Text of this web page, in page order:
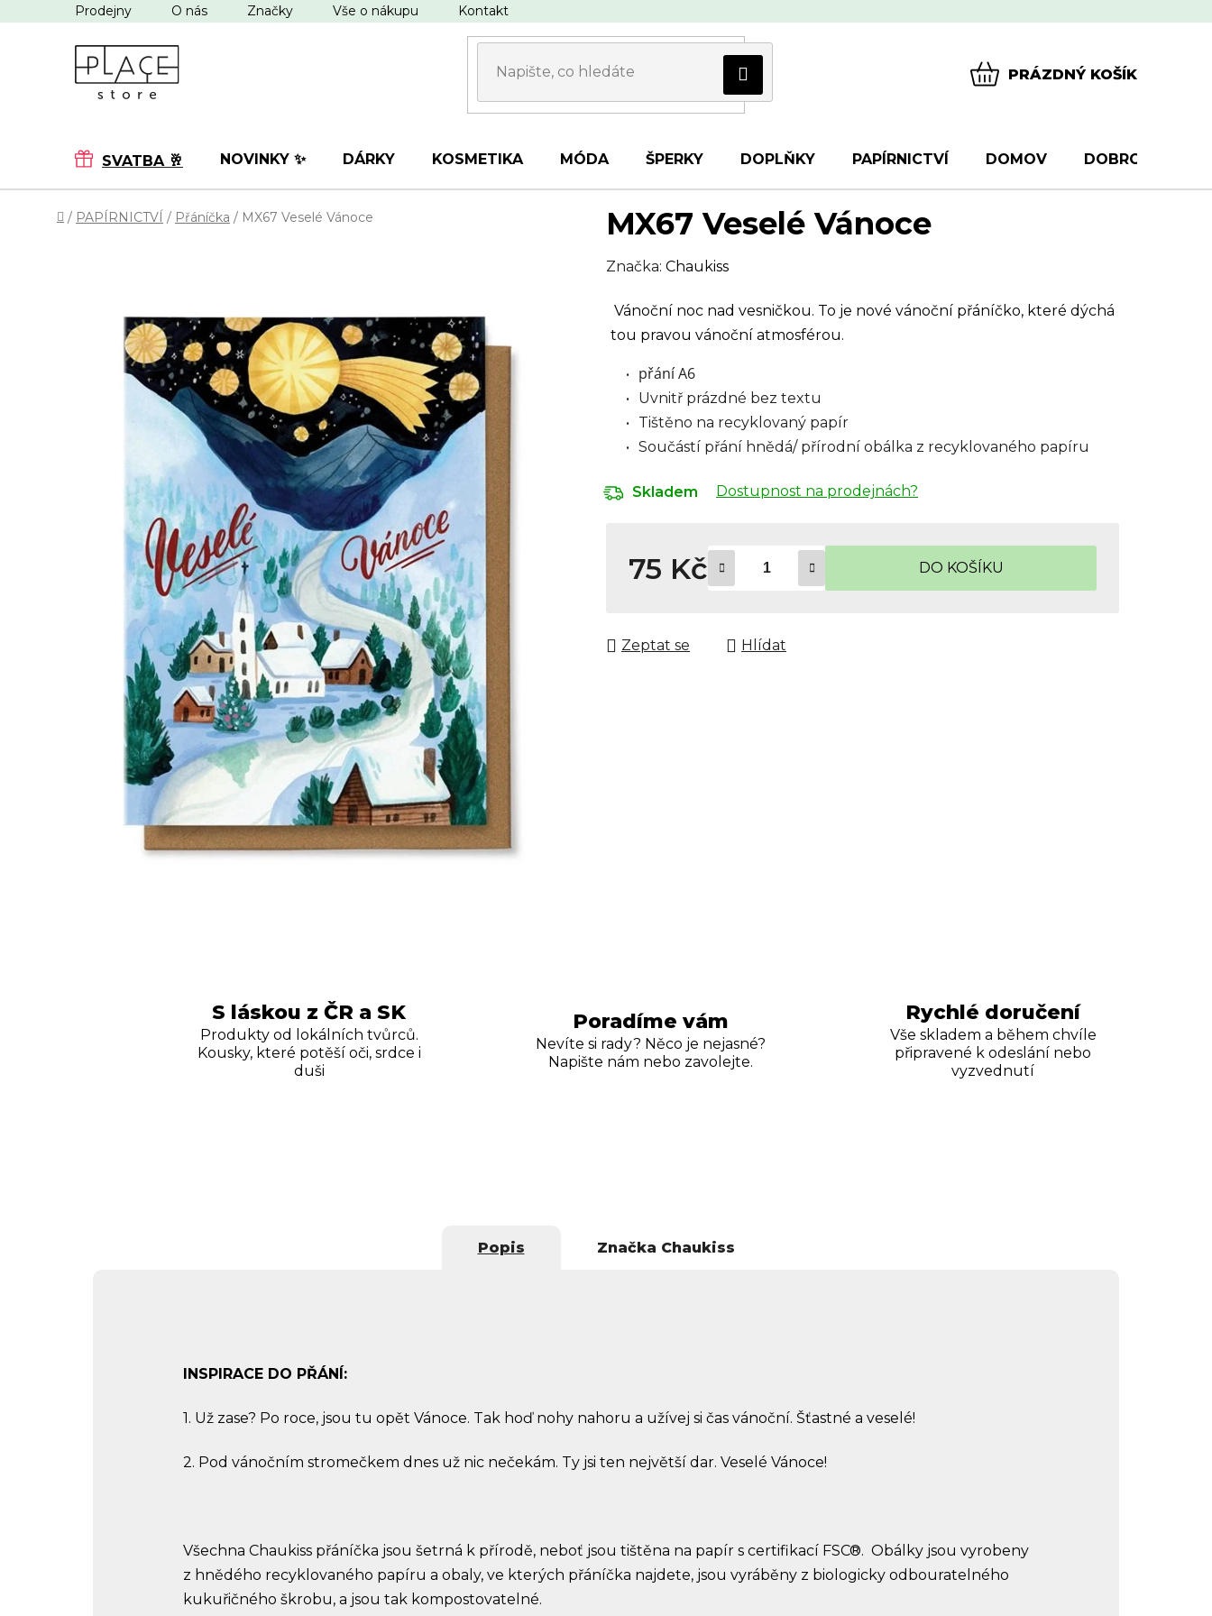
na
Prodejny O nás Značky Vše o nákupu Kontakt
PRÁZDNÝ KOŠÍK
SVATBA 🥂 NOVINKY ✨ DÁRKY KOSMETIKA MÓDA ŠPERKY DOPLŇKY PAPÍRNICTVÍ DOMOV DOBROTY
Domů
/ PAPÍRNICTVÍ / Přáníčka / MX67 Veselé Vánoce MX67 Veselé Vánoce
Značka: Chaukiss
Vánoční noc nad vesničkou. To je nové vánoční přáníčko, které dýchá
tou pravou vánoční atmosférou.
přání A6
Uvnitř prázdné bez textu
Tištěno na recyklovaný papír
Součástí přání hnědá/ přírodní obálka z recyklovaného papíru
Skladem Dostupnost na prodejnách?
75 Kč DO KOŠÍKU
Zeptat se Hlídat
S láskou z ČR a SK
Produkty od lokálních tvůrců.
Kousky, které potěší oči, srdce i
duši
Poradíme vám
Nevíte si rady? Něco je nejasné?
Napište nám nebo zavolejte.
Rychlé doručení
Vše skladem a během chvíle
připravené k odeslání nebo
vyzvednutí
Popis Značka Chaukiss
INSPIRACE DO PŘÁNÍ:
1. Už zase? Po roce, jsou tu opět Vánoce. Tak hoď nohy nahoru a užívej si čas vánoční. Šťastné a veselé!
2. Pod vánočním stromečkem dnes už nic nečekám. Ty jsi ten největší dar. Veselé Vánoce!
Všechna Chaukiss přáníčka jsou šetrná k přírodě, neboť jsou tištěna na papír s certifikací FSC®. Obálky jsou vyrobeny
z hnědého recyklovaného papíru a obaly, ve kterých přáníčka najdete, jsou vyráběny z biologicky odbouratelného
kukuřičného škrobu, a jsou tak kompostovatelné.